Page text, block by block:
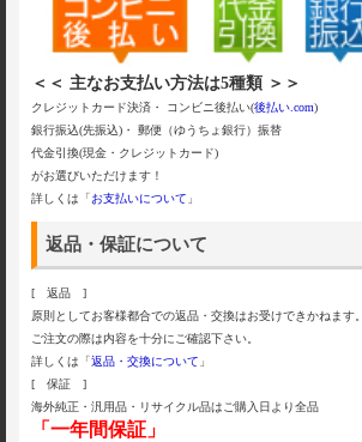
＜＜ 主なお支払い方法は5種類 ＞＞
クレジットカード決済・ コンビニ後払い(後払い.com)
銀行振込(先振込)・ 郵便（ゆうちょ銀行）振替
代金引換(現金・クレジットカード)
がお選びいただけます！
詳しくは「 お支払いについて 」
返品・保証について
[ 返品 ]
原則としてお客様都合での返品・交換はお受けできかねます。
ご注文の際は内容を十分にご確認下さい。
詳しくは「 返品・交換について 」
[ 保証 ]
海外純正・汎用品・リサイクル品はご購入日より全品
「一年間保証」